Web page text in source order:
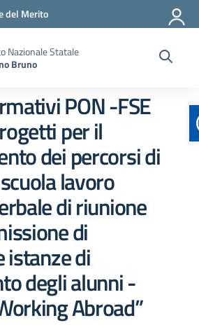
del Merito
Nazionale Statale
Bruno
PON -FSE
per il
dei percorsi di
lavoro
di riunione
di
istanze di
degli alunni -
Abroad”